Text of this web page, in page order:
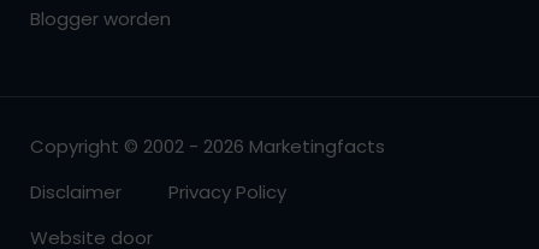
Blogger worden
Copyright © 2002 - 2026 Marketingfacts
Disclaimer
Privacy Policy
Website door